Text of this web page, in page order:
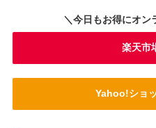
＼今日もお得にオン
楽天市
Yahoo!ショ